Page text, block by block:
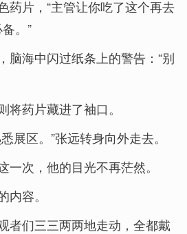
药片，“主管让你吃了这个再去
。”
脑海中闪过纸条上的警告：“别
将药片藏进了袖口。
展区。”张远转身向外走去。
一次，他的目光不再茫然。
容。
者们三三两两地走动，全都戴